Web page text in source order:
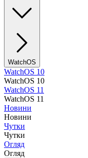
WatchOS
WatchOS 10
WatchOS 10
WatchOS 11
WatchOS 11
Новини
Новини
Чутки
Чутки
Огляд
Огляд